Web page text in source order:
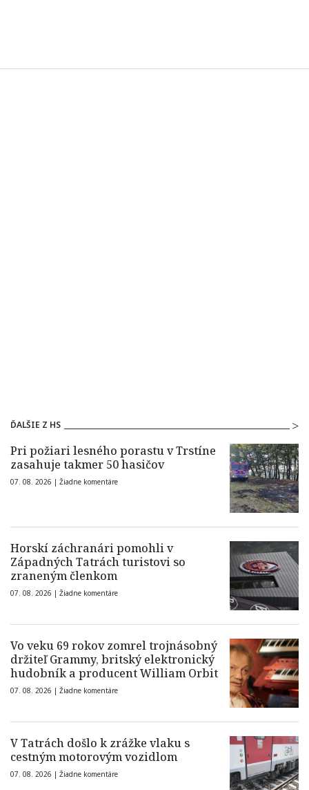
ĎALŠIE Z HS
Pri požiari lesného porastu v Trstíne
zasahuje takmer 50 hasičov
07. 08. 2026 | Žiadne komentáre
Horskí záchranári pomohli v
Západných Tatrách turistovi so
zraneným členkom
07. 08. 2026 | Žiadne komentáre
Vo veku 69 rokov zomrel trojnásobný
držiteľ Grammy, britský elektronický
hudobník a producent William Orbit
07. 08. 2026 | Žiadne komentáre
V Tatrách došlo k zrážke vlaku s
cestným motorovým vozidlom
07. 08. 2026 | Žiadne komentáre